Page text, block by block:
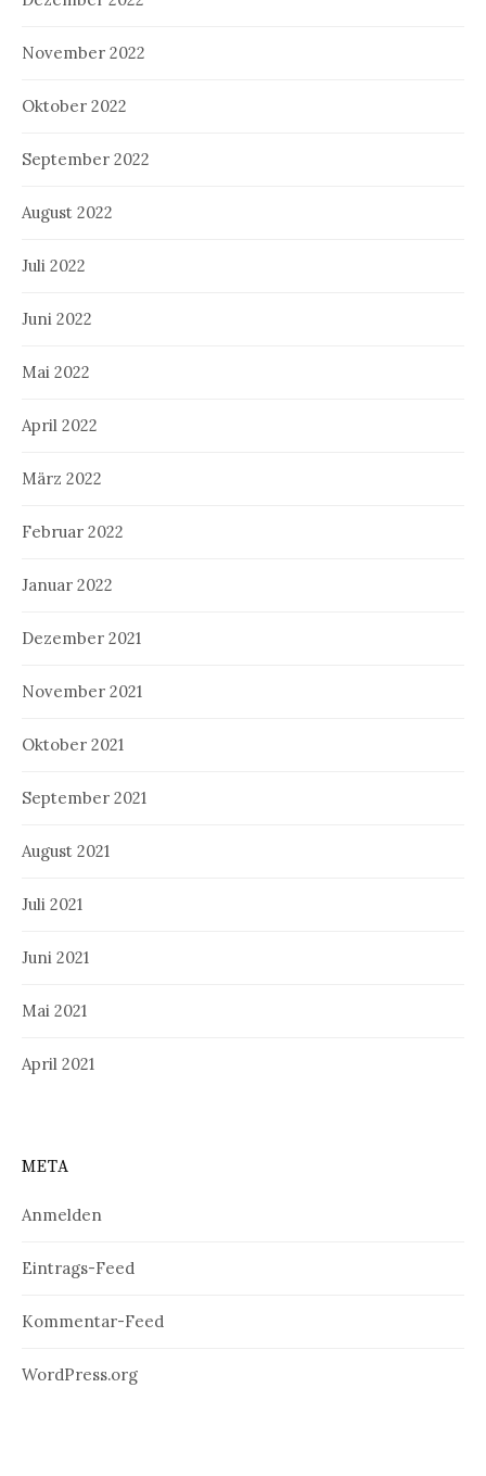
November 2022
Oktober 2022
September 2022
August 2022
Juli 2022
Juni 2022
Mai 2022
April 2022
März 2022
Februar 2022
Januar 2022
Dezember 2021
November 2021
Oktober 2021
September 2021
August 2021
Juli 2021
Juni 2021
Mai 2021
April 2021
META
Anmelden
Eintrags-Feed
Kommentar-Feed
WordPress.org